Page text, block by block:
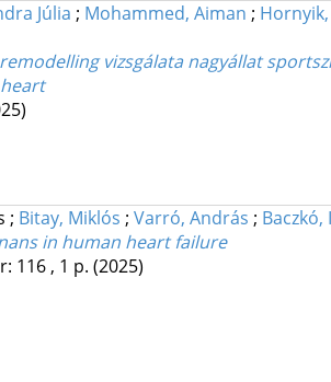
Júlia ; Mohammed, Aiman ;
vizsgálata nagyállat
; Bitay, Miklós ; Varró, András ; Baczkó,
in human heart failure
116 , 1 p. (2025)